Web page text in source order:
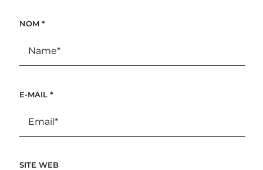
NOM *
E-MAIL *
SITE WEB